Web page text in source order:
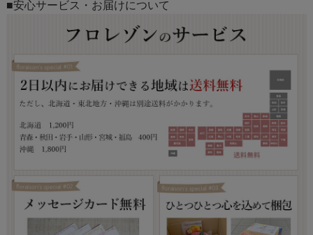
■安心サービス・お届けについて